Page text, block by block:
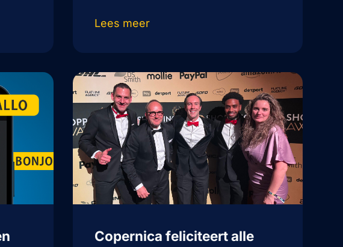
Lees meer
Copernica feliciteert alle